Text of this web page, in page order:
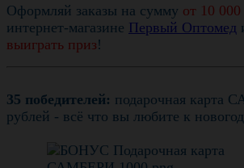
Оформляй заказы на сумму от 10
интернет-магазине Первый Оптомед
выиграть приз!
35 победителей: подарочная карта
рублей - всё что вы любите к